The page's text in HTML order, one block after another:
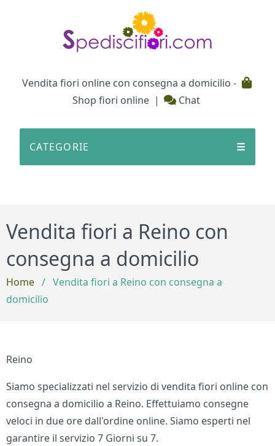
Vendita fiori online con consegna a domicilio -
Shop fiori online | Chat
CATEGORIE ☰
Vendita fiori a Reino con
consegna a domicilio
Home / Vendita fiori a Reino con consegna a
domicilio
Reino
Siamo specializzati nel servizio di vendita fiori online con
consegna a domicilio a Reino. Effettuiamo consegne
veloci in due ore dall'ordine online. Siamo esperti nel
garantire il servizio 7 Giorni su 7.